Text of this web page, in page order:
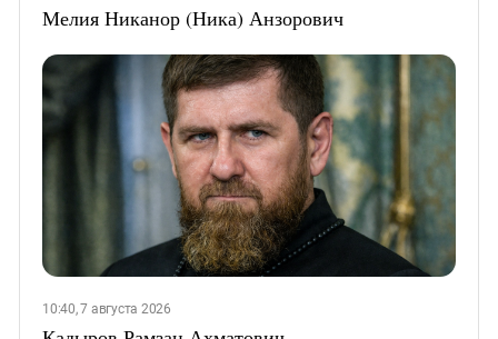
Мелия Никанор (Ника) Анзорович
10:40, 7 августа 2026